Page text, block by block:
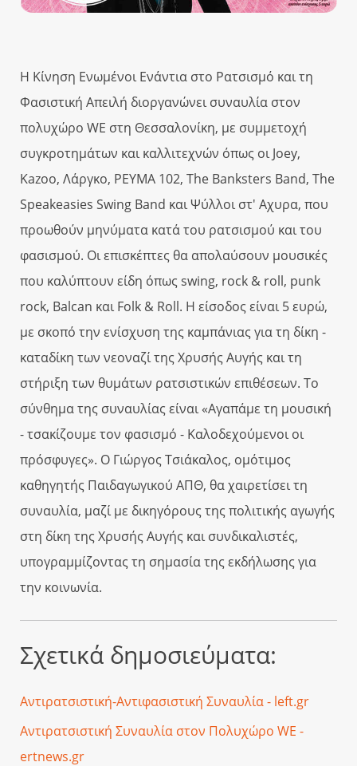
Η Κίνηση Ενωμένοι Ενάντια στο Ρατσισμό και τη
Φασιστική Απειλή διοργανώνει συναυλία στον
πολυχώρο WE στη Θεσσαλονίκη, με συμμετοχή
συγκροτημάτων και καλλιτεχνών όπως οι Joey,
Kazoo, Λάργκο, ΡΕΥΜΑ 102, The Banksters Band, The
Speakeasies Swing Band και Ψύλλοι στ' Αχυρα, που
προωθούν μηνύματα κατά του ρατσισμού και του
φασισμού. Οι επισκέπτες θα απολαύσουν μουσικές
που καλύπτουν είδη όπως swing, rock & roll, punk
rock, Balcan και Folk & Roll. Η είσοδος είναι 5 ευρώ,
με σκοπό την ενίσχυση της καμπάνιας για τη δίκη -
καταδίκη των νεοναζί της Χρυσής Αυγής και τη
στήριξη των θυμάτων ρατσιστικών επιθέσεων. Το
σύνθημα της συναυλίας είναι «Αγαπάμε τη μουσική
- τσακίζουμε τον φασισμό - Καλοδεχούμενοι οι
πρόσφυγες». Ο Γιώργος Τσιάκαλος, ομότιμος
καθηγητής Παιδαγωγικού ΑΠΘ, θα χαιρετίσει τη
συναυλία, μαζί με δικηγόρους της πολιτικής αγωγής
στη δίκη της Χρυσής Αυγής και συνδικαλιστές,
υπογραμμίζοντας τη σημασία της εκδήλωσης για
την κοινωνία.
Σχετικά δημοσιεύματα:
Αντιρατσιστική-Αντιφασιστική Συναυλία - left.gr
Αντιρατσιστική Συναυλία στον Πολυχώρο WE -
ertnews.gr